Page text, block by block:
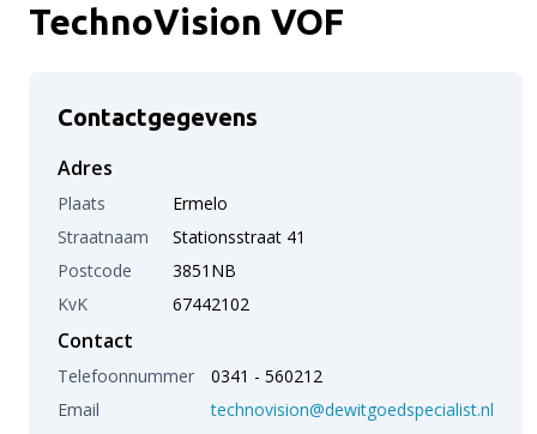
TechnoVision VOF
Contactgegevens
Adres
Plaats
Ermelo
Straatnaam
Stationsstraat 41
Postcode
3851NB
KvK
67442102
Contact
Telefoonnummer
0341 - 560212
Email
technovision@dewitgoedspecialist.nl